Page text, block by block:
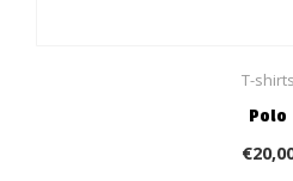
T-shirts
Polo
€